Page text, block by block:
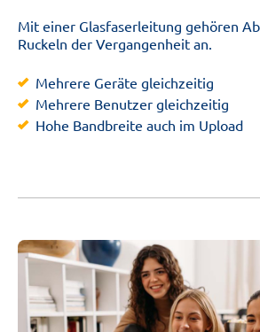
Mit einer Glasfaserleitung gehören
Ruckeln der Vergangenheit an.
Mehrere Geräte gleichzeitig
Mehrere Benutzer gleichzeitig
Hohe Bandbreite auch im Upload